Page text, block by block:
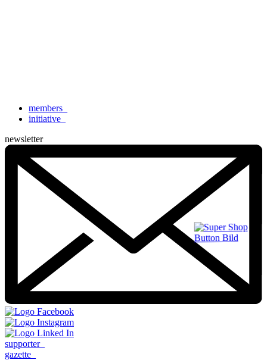
members
initiative
newsletter
supporter_
gazette